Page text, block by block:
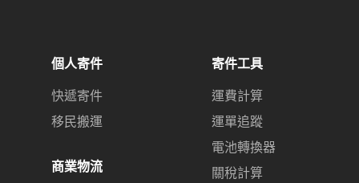
個人寄件
快遞寄件
移民搬運
商業物流
寄件工具
運費計算
運單追蹤
電池轉換器
關稅計算